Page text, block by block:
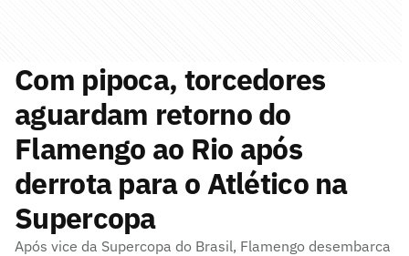
Com pipoca, torcedores
aguardam retorno do
Flamengo ao Rio após
derrota para o Atlético na
Supercopa
Após vice da Supercopa do Brasil, Flamengo desembarca